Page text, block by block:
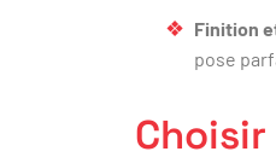
Finition
pose